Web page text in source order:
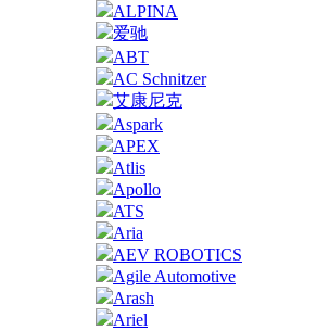
ALPINA
爱驰
ABT
AC Schnitzer
艾康尼克
Aspark
APEX
Atlis
Apollo
ATS
Aria
AEV ROBOTICS
Agile Automotive
Arash
Ariel